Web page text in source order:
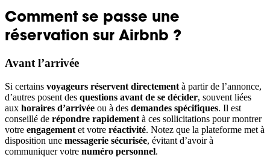
Comment se passe une
réservation sur Airbnb ?
Avant l’arrivée
Si certains voyageurs réservent directement à partir de l’annonce,
d’autres posent des questions avant de se décider, souvent liées
aux horaires d’arrivée ou à des demandes spécifiques. Il est
conseillé de répondre rapidement à ces sollicitations pour montrer
votre engagement et votre réactivité. Notez que la plateforme met à
disposition une messagerie sécurisée, évitant d’avoir à
communiquer votre numéro personnel.